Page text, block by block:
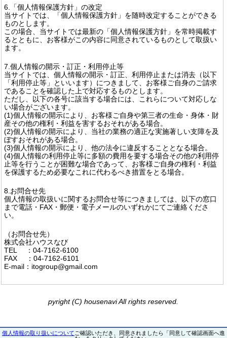
6.「個人情報保護方針」の改定
当サイトでは、「個人情報保護方針」を随時改定することができる
ものとします。
この場合、当サイトでは最新の「個人情報保護方針」を常時掲載す
るとともに、お客様がこの内容に同意されているものとして取扱い
ます。
7.個人情報の開示・訂正・利用停止等
当サイトでは、個人情報の開示・訂正、利用停止または消去（以下
「利用停止等」といいます）につきまして、お客様ご自身のご請求
であることを確認した上で対応するものとします。
ただし、以下の各号に該当する場合には、これらについて対応しな
い場合がございます。
(1)個人情報の開示により、お客様ご自身や第三者の生命・身体・財
産その他の権利・利益を害するおそれがある場合。
(2)個人情報の開示により、当社の業務の適正な実施著しい支障を及
ぼすおそれがある場合。
(3)個人情報の開示により、他の法令に違反することとなる場合。
(4)個人情報の利用停止等に多額の費用を要する場合その他の利用停
止等を行うことが困難な場合であって、お客様ご自身の権利・利益
を保護するため必要なこれに代わるべき措置をとる場合。
8.お問合せ先
個人情報の取扱いに関するお問合せ等につきましては、以下の窓口
まで電話・FAX・郵便・電子メールのいずれかにてご連絡くださ
い。
（お問合せ先）
株式会社ハウスなび
TEL ：04-7162-6100
FAX ：04-7162-6101
E-mail：itogroup@gmail.com
pyright (C) housenavi All rights reserved.
個人情報の取り扱いについて ご確認いただき、同意されましたら「同意して確認画面へ進